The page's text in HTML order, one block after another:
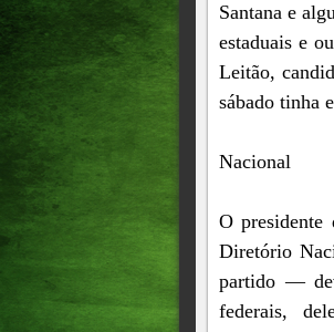
Santana e
estaduais e
Leitão,
sábado tinha
Nacional
O
Diretório
partido —
federais,